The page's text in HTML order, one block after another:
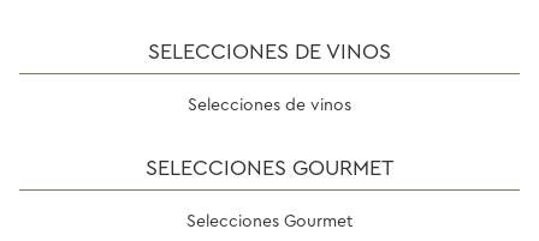
SELECCIONES DE VINOS
Selecciones de vinos
SELECCIONES GOURMET
Selecciones Gourmet